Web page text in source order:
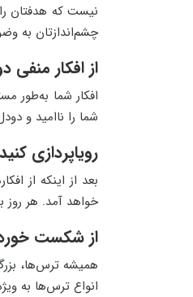
نیست که هدفتان
چشم‌اندازتان به
از افکار منفی
افکار شما به‌طور
شما را ناامید و
رویاپردازی کنید
بعد از اینکه از
خواهد آمد. هر روز
از شکست
همیشه ترس‌ها،
انواع ترس‌ها به